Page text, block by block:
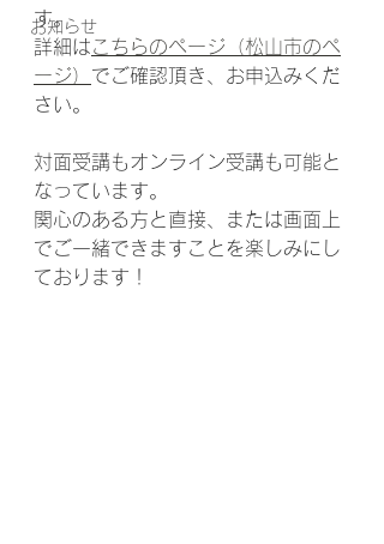
お知らせ
す。
詳細はこちらのページ（松山市のペ
ージ） でご確認頂き、お申込みくだ
さい。
対面受講もオンライン受講も可能と
なっています。
関心のある方と直接、または画面上
でご一緒できますことを楽しみにし
ております！